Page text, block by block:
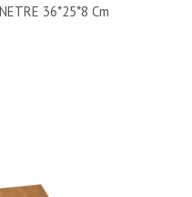
36*25*8 Cm